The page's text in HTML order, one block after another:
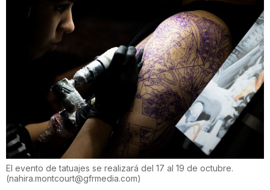
El evento de tatuajes se realizará del 17 al 19 de octubre.
(nahira.montcourt@gfrmedia.com)